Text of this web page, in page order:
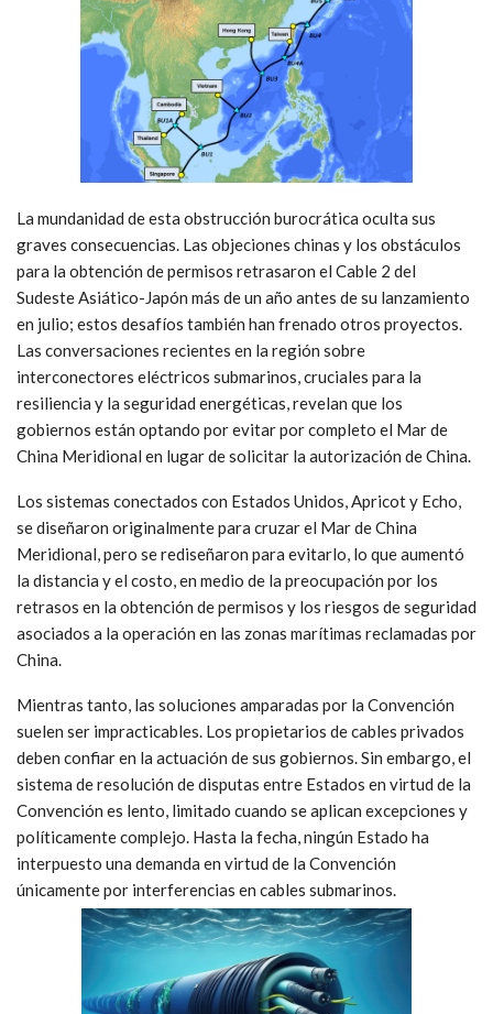
La mundanidad de esta obstrucción burocrática oculta sus
graves consecuencias. Las objeciones chinas y los obstáculos
para la obtención de permisos retrasaron el Cable 2 del
Sudeste Asiático-Japón más de un año antes de su lanzamiento
en julio; estos desafíos también han frenado otros proyectos.
Las conversaciones recientes en la región sobre
interconectores eléctricos submarinos, cruciales para la
resiliencia y la seguridad energéticas, revelan que los
gobiernos están optando por evitar por completo el Mar de
China Meridional en lugar de solicitar la autorización de China.
Los sistemas conectados con Estados Unidos, Apricot y Echo,
se diseñaron originalmente para cruzar el Mar de China
Meridional, pero se rediseñaron para evitarlo, lo que aumentó
la distancia y el costo, en medio de la preocupación por los
retrasos en la obtención de permisos y los riesgos de seguridad
asociados a la operación en las zonas marítimas reclamadas por
China.
Mientras tanto, las soluciones amparadas por la Convención
suelen ser impracticables. Los propietarios de cables privados
deben confiar en la actuación de sus gobiernos. Sin embargo, el
sistema de resolución de disputas entre Estados en virtud de la
Convención es lento, limitado cuando se aplican excepciones y
políticamente complejo. Hasta la fecha, ningún Estado ha
interpuesto una demanda en virtud de la Convención
únicamente por interferencias en cables submarinos.